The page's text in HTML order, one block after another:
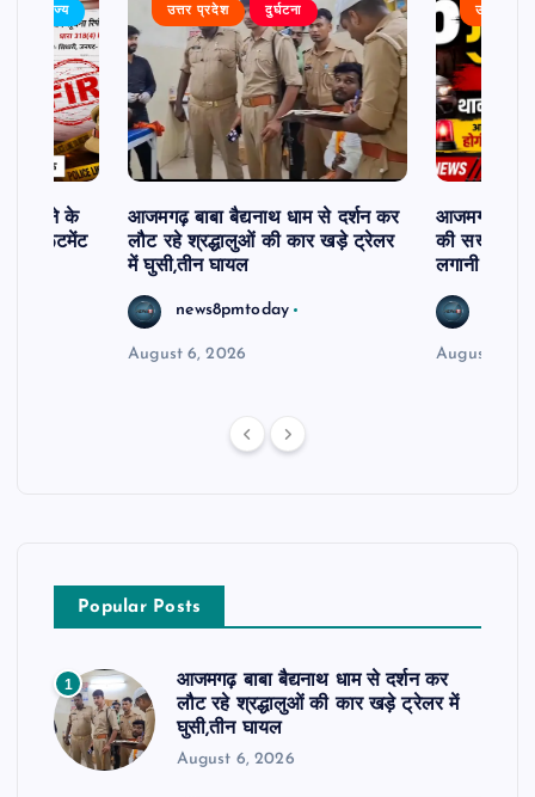
राज्य
दिलाने के
रिक्रूटमेंट
उत्तर प्रदेश दुर्घटना
आजमगढ़ बाबा बैद्यनाथ धाम से दर्शन कर
लौट रहे श्रद्धालुओं की कार खड़े ट्रेलर
में घुसी,तीन घायल
news8pmtoday
August 6, 2026
उत्तर
आजमगढ़ में 5
की सख्त
लगानी होगी
August 5,
Popular Posts
1
आजमगढ़ बाबा बैद्यनाथ धाम से दर्शन कर
लौट रहे श्रद्धालुओं की कार खड़े ट्रेलर में
घुसी,तीन घायल
August 6, 2026